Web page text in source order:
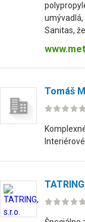
umývadlá,
Sanitas,
Tomáš